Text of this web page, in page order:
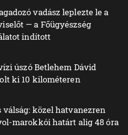
vadász leplezte le a
— a Főügyészség
indított
úszó Betlehem Dávid
ki 10 kilométeren
válság: közel hatvanezren
marokkói határt alig 48 óra